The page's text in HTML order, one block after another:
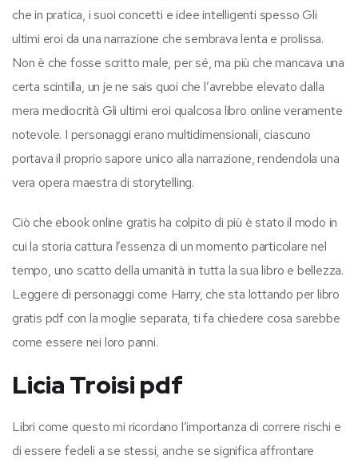
che in pratica, i suoi concetti e idee intelligenti spesso Gli
ultimi eroi da una narrazione che sembrava lenta e prolissa.
Non è che fosse scritto male, per sé, ma più che mancava una
certa scintilla, un je ne sais quoi che l’avrebbe elevato dalla
mera mediocrità Gli ultimi eroi qualcosa libro online veramente
notevole. I personaggi erano multidimensionali, ciascuno
portava il proprio sapore unico alla narrazione, rendendola una
vera opera maestra di storytelling.
Ciò che ebook online gratis ha colpito di più è stato il modo in
cui la storia cattura l’essenza di un momento particolare nel
tempo, uno scatto della umanità in tutta la sua libro e bellezza.
Leggere di personaggi come Harry, che sta lottando per libro
gratis pdf con la moglie separata, ti fa chiedere cosa sarebbe
come essere nei loro panni.
Licia Troisi pdf
Libri come questo mi ricordano l’importanza di correre rischi e
di essere fedeli a se stessi, anche se significa affrontare